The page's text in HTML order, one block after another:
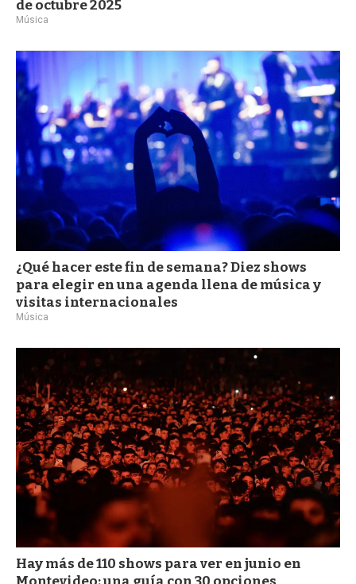
de octubre 2025
Música
¿Qué hacer este fin de semana? Diez shows
para elegir en una agenda llena de música y
visitas internacionales
Música
Hay más de 110 shows para ver en junio en